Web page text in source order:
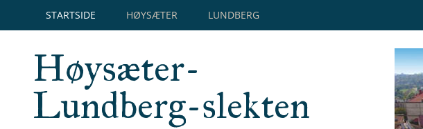
STARTSIDE HØYSÆTER LUNDBERG
Høysæter-
Lundberg-slekten